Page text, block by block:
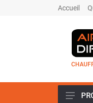
Accueil